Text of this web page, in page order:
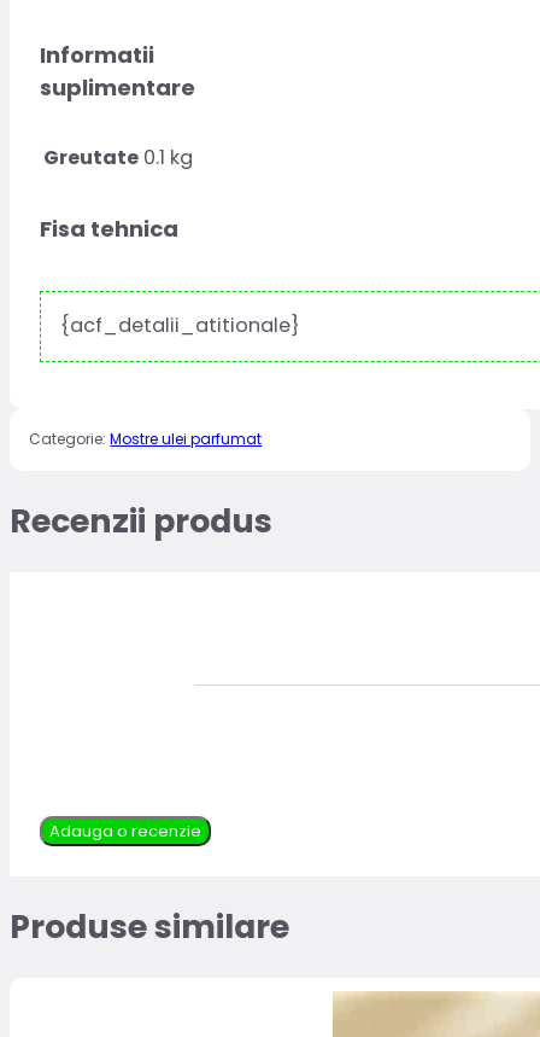
Informatii
suplimentare
Greutate 0.1 kg
Fisa tehnica
{acf_detalii_atitionale}
Categorie:Mostre ulei parfumat
Recenzii produs
Adauga o recenzie
Produse similare